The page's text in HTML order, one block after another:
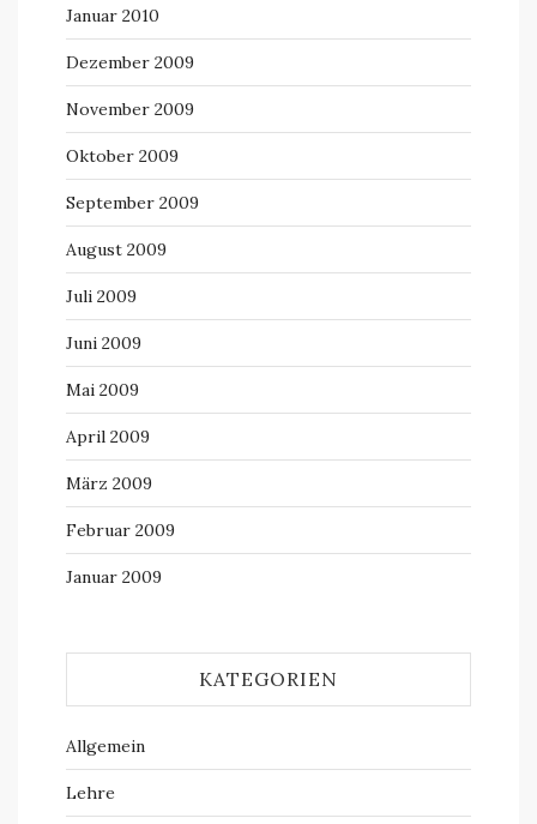
Januar 2010
Dezember 2009
November 2009
Oktober 2009
September 2009
August 2009
Juli 2009
Juni 2009
Mai 2009
April 2009
März 2009
Februar 2009
Januar 2009
KATEGORIEN
Allgemein
Lehre